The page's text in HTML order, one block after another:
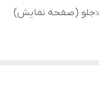
:جلو (صفحه نمایش)